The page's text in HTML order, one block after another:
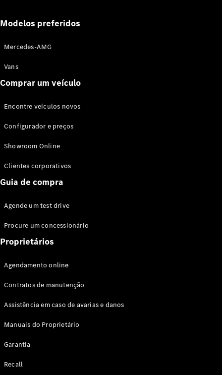
Modelos preferidos
Mercedes-AMG
Vans
Comprar um veículo
Encontre veículos novos
Configurador e preços
Showroom Online
Clientes corporativos
Guia de compra
Agende um test drive
Procure um concessionário
Proprietários
Agendamento online
Contratos de manutenção
Assistência em caso de avarias e danos
Manuais do Proprietário
Garantia
Recall